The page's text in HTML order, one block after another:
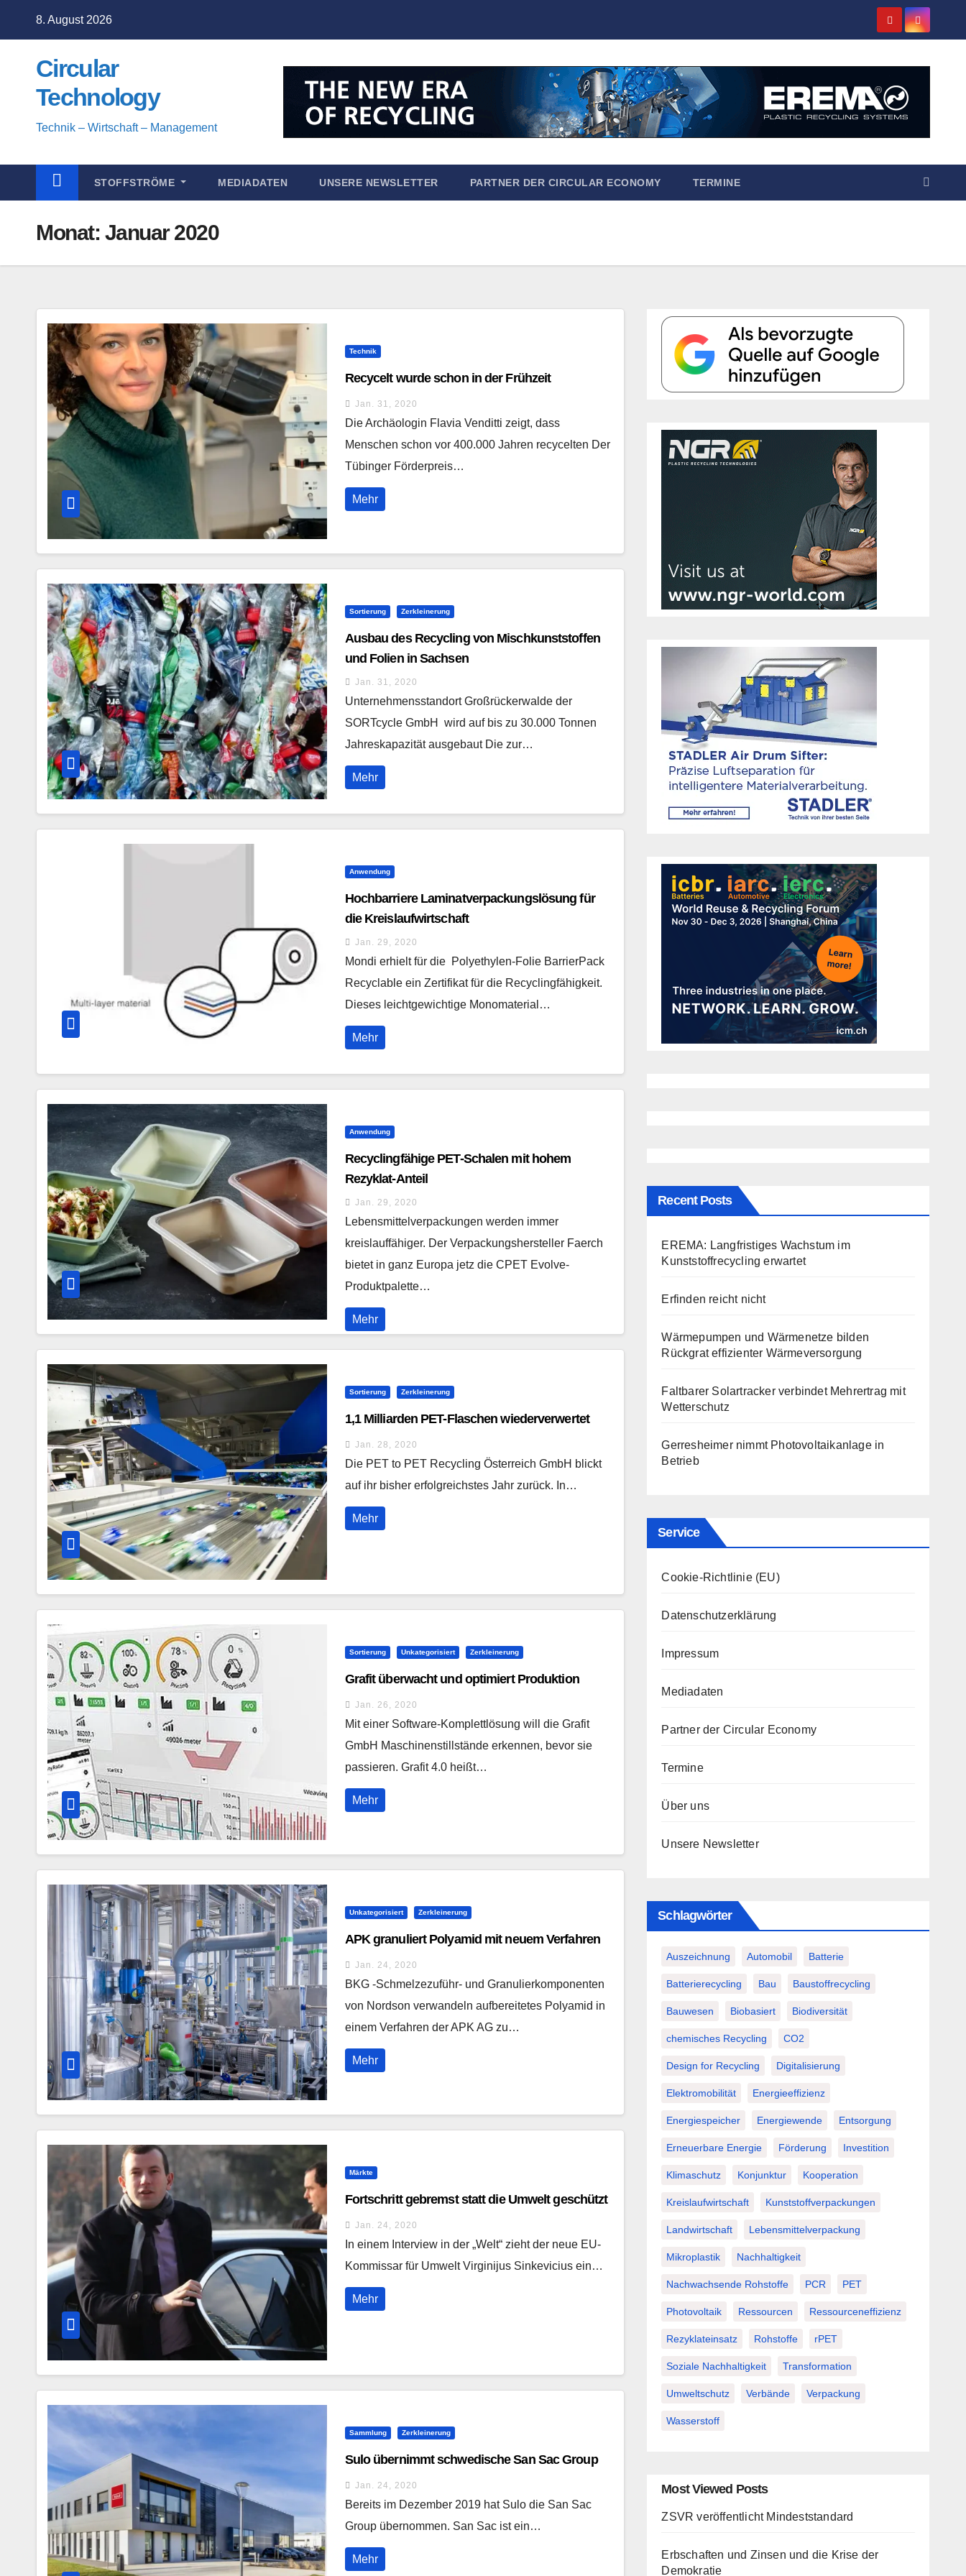
8. August 2026
Circular
Technology
Technik – Wirtschaft – Management
STOFFSTRÖME MEDIADATEN UNSERE NEWSLETTER PARTNER DER CIRCULAR ECONOMY TERMINE
Monat: Januar 2020
Technik
Recycelt wurde schon in der Frühzeit
Jan. 31, 2020
Die Archäologin Flavia Venditti zeigt, dass
Menschen schon vor 400.000 Jahren recycelten Der
Tübinger Förderpreis…
Mehr
Sortierung Zerkleinerung
Ausbau des Recycling von Mischkunststoffen
und Folien in Sachsen
Jan. 31, 2020
Unternehmensstandort Großrückerwalde der
SORTcycle GmbH wird auf bis zu 30.000 Tonnen
Jahreskapazität ausgebaut Die zur…
Mehr
Anwendung
Hochbarriere Laminatverpackungslösung für
die Kreislaufwirtschaft
Jan. 29, 2020
Mondi erhielt für die Polyethylen-Folie BarrierPack
Recyclable ein Zertifikat für die Recyclingfähigkeit.
Dieses leichtgewichtige Monomaterial…
Mehr
Anwendung
Recyclingfähige PET-Schalen mit hohem
Rezyklat-Anteil
Jan. 29, 2020
Lebensmittelverpackungen werden immer
kreislauffähiger. Der Verpackungshersteller Faerch
bietet in ganz Europa jetz die CPET Evolve-
Produktpalette…
Mehr
Sortierung Zerkleinerung
1,1 Milliarden PET-Flaschen wiederverwertet
Jan. 28, 2020
Die PET to PET Recycling Österreich GmbH blickt
auf ihr bisher erfolgreichstes Jahr zurück. In…
Mehr
Sortierung Unkategorisiert Zerkleinerung
Grafit überwacht und optimiert Produktion
Jan. 26, 2020
Mit einer Software-Komplettlösung will die Grafit
GmbH Maschinenstillstände erkennen, bevor sie
passieren. Grafit 4.0 heißt…
Mehr
Unkategorisiert Zerkleinerung
APK granuliert Polyamid mit neuem Verfahren
Jan. 24, 2020
BKG -Schmelzezuführ- und Granulierkomponenten
von Nordson verwandeln aufbereitetes Polyamid in
einem Verfahren der APK AG zu…
Mehr
Märkte
Fortschritt gebremst statt die Umwelt geschützt
Jan. 24, 2020
In einem Interview in der „Welt“ zieht der neue EU-
Kommissar für Umwelt Virginijus Sinkevicius ein…
Mehr
Sammlung Zerkleinerung
Sulo übernimmt schwedische San Sac Group
Jan. 24, 2020
Bereits im Dezember 2019 hat Sulo die San Sac
Group übernommen. San Sac ist ein…
Mehr
Recent Posts
EREMA: Langfristiges Wachstum im
Kunststoffrecycling erwartet
Erfinden reicht nicht
Wärmepumpen und Wärmenetze bilden
Rückgrat effizienter Wärmeversorgung
Faltbarer Solartracker verbindet Mehrertrag mit
Wetterschutz
Gerresheimer nimmt Photovoltaikanlage in
Betrieb
Service
Cookie-Richtlinie (EU)
Datenschutzerklärung
Impressum
Mediadaten
Partner der Circular Economy
Termine
Über uns
Unsere Newsletter
Schlagwörter
Auszeichnung Automobil Batterie
Batterierecycling Bau Baustoffrecycling
Bauwesen Biobasiert Biodiversität
chemisches Recycling CO2
Design for Recycling Digitalisierung
Elektromobilität Energieeffizienz
Energiespeicher Energiewende Entsorgung
Erneuerbare Energie Förderung Investition
Klimaschutz Konjunktur Kooperation
Kreislaufwirtschaft Kunststoffverpackungen
Landwirtschaft Lebensmittelverpackung
Mikroplastik Nachhaltigkeit
Nachwachsende Rohstoffe PCR PET
Photovoltaik Ressourcen Ressourceneffizienz
Rezyklateinsatz Rohstoffe rPET
Soziale Nachhaltigkeit Transformation
Umweltschutz Verbände Verpackung
Wasserstoff
Most Viewed Posts
ZSVR veröffentlicht Mindeststandard
Erbschaften und Zinsen und die Krise der
Demokratie